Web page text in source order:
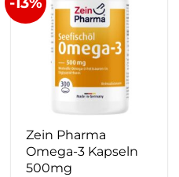
Zein Pharma
Omega-3 Kapseln
500mg